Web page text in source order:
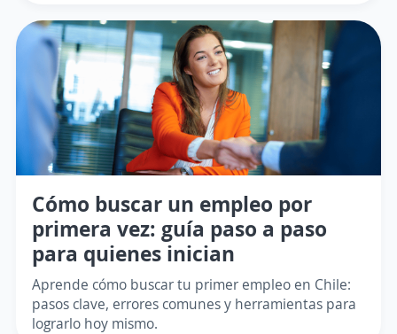
Cómo buscar un empleo por
primera vez: guía paso a paso
para quienes inician
Aprende cómo buscar tu primer empleo en Chile:
pasos clave, errores comunes y herramientas para
lograrlo hoy mismo.